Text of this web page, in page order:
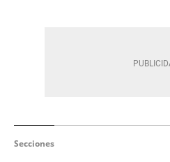
Secciones